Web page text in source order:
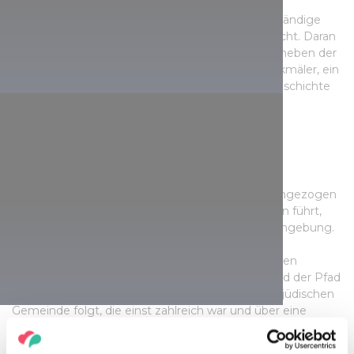
Am 20. Juli 1590 wurde in Vizsoly die erste vollständige
Übersetzung der Bibel ins Ungarische veröffentlicht. Daran
erinnert das Besucherzentrum der Siedlung, wo neben der
originalen Bibel von Vizsoly viele historische Denkmäler, ein
Freskenschatz und eine Ausstellung zur Druckgeschichte
Wenn ihr nicht nur von den Denkmälern selbst angezogen
werdet, sondern auch von dem Weg, der zu ihnen führt,
dann nehmt eine der religiösen Routen in der Umgebung.
Mittelalterlichen Kirchen verbindet die verborgenen
Gebetsstätten der Oberen Theiß-Region, während der Pfad
des Wunderrabbis den Spuren der chassidischen jüdischen
Gemeinde folgt, die einst zahlreich war und über eine
reiche Kultur verfügte. Der Pilgerweg der Hl. Elisabeth
verbindet von Sárospatak bis Kaschau die Orte des